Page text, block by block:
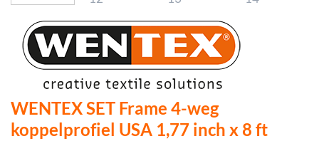
WENTEX SET Frame 4-weg
koppelprofiel USA 1,77 inch x 8 ft